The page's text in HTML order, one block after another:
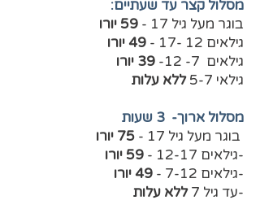
מסלול קצר עד שעתיים:
בוגר מעל גיל 17 -
59 יורו
גילאים 12 -17 -
49 יורו
גילאים 7- 12-
39 יורו
גילאי 5-7
ללא עלות
מסלול ארוך- 3 שעות
בוגר מעל גיל 17 -
75 יורו
-גילאים 12-17 -
59 יורו
-גילאים 7-12 -
-עד גיל 7
ללא עלות